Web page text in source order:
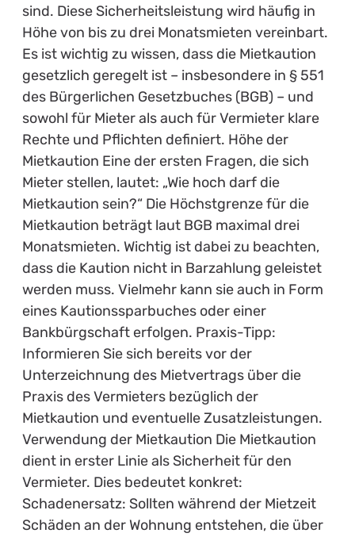
sind. Diese Sicherheitsleistung wird häufig in
Höhe von bis zu drei Monatsmieten vereinbart.
Es ist wichtig zu wissen, dass die Mietkaution
gesetzlich geregelt ist – insbesondere in § 551
des Bürgerlichen Gesetzbuches (BGB) – und
sowohl für Mieter als auch für Vermieter klare
Rechte und Pflichten definiert. Höhe der
Mietkaution Eine der ersten Fragen, die sich
Mieter stellen, lautet: „Wie hoch darf die
Mietkaution sein?“ Die Höchstgrenze für die
Mietkaution beträgt laut BGB maximal drei
Monatsmieten. Wichtig ist dabei zu beachten,
dass die Kaution nicht in Barzahlung geleistet
werden muss. Vielmehr kann sie auch in Form
eines Kautionssparbuches oder einer
Bankbürgschaft erfolgen. Praxis-Tipp:
Informieren Sie sich bereits vor der
Unterzeichnung des Mietvertrags über die
Praxis des Vermieters bezüglich der
Mietkaution und eventuelle Zusatzleistungen.
Verwendung der Mietkaution Die Mietkaution
dient in erster Linie als Sicherheit für den
Vermieter. Dies bedeutet konkret:
Schadenersatz: Sollten während der Mietzeit
Schäden an der Wohnung entstehen, die über